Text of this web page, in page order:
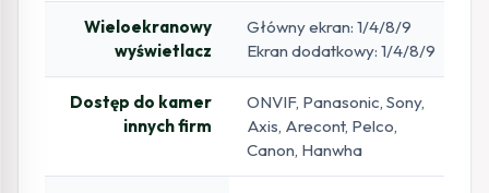
Wieloekranowy
wyświetlacz
Główny ekran: 1/4/8/9
Ekran dodatkowy: 1/4/8/9
Dostęp do kamer
innych firm
ONVIF, Panasonic, Sony,
Axis, Arecont, Pelco,
Canon, Hanwha